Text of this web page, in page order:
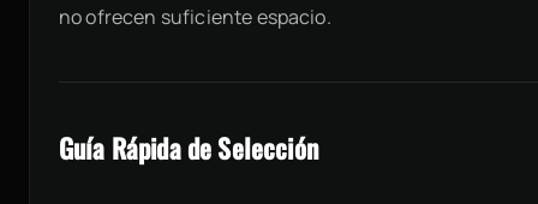
no ofrecen suficiente espacio.
Guía Rápida de Selección